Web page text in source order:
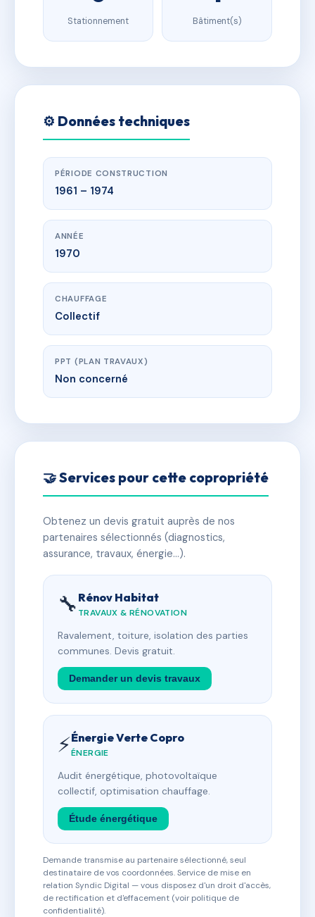
Stationnement Bâtiment(s)
⚙️ Données techniques
PÉRIODE CONSTRUCTION
1961 – 1974
ANNÉE
1970
CHAUFFAGE
Collectif
PPT (PLAN TRAVAUX)
Non concerné
🤝 Services pour cette copropriété
Obtenez un devis gratuit auprès de nos
partenaires sélectionnés (diagnostics,
assurance, travaux, énergie…).
🔧 Rénov Habitat
TRAVAUX & RÉNOVATION
Ravalement, toiture, isolation des parties
communes. Devis gratuit.
Demander un devis travaux
⚡Énergie Verte Copro
ÉNERGIE
Audit énergétique, photovoltaïque
collectif, optimisation chauffage.
Étude énergétique
Demande transmise au partenaire sélectionné, seul
destinataire de vos coordonnées. Service de mise en
relation Syndic Digital — vous disposez d'un droit d'accès,
de rectification et d'effacement (voir politique de
confidentialité).